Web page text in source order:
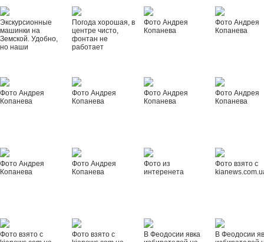
Экскурсионные
машинки на
Земской. Удобно,
но наши
Погода хорошая, в
центре чисто,
фонтан не
работает
Фото Андрея
Копанева
Фото Андрея
Копанева
Фото Андрея
Копанева
Фото Андрея
Копанева
Фото Андрея
Копанева
Фото Андрея
Копанева
Фото Андрея
Копанева
Фото Андрея
Копанева
Фото из
интеренета
Фото взято с
Фото взято с
Фото взято с
В Феодосии явка
В Феодосии